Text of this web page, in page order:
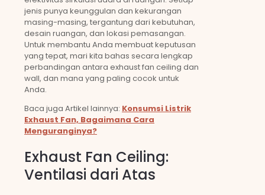
jenis punya keunggulan dan kekurangan
masing-masing, tergantung dari kebutuhan,
desain ruangan, dan lokasi pemasangan.
Untuk membantu Anda membuat keputusan
yang tepat, mari kita bahas secara lengkap
perbandingan antara exhaust fan ceiling dan
wall, dan mana yang paling cocok untuk
Anda.
Baca juga Artikel lainnya: Konsumsi Listrik
Exhaust Fan, Bagaimana Cara
Menguranginya?
Exhaust Fan Ceiling:
Ventilasi dari Atas